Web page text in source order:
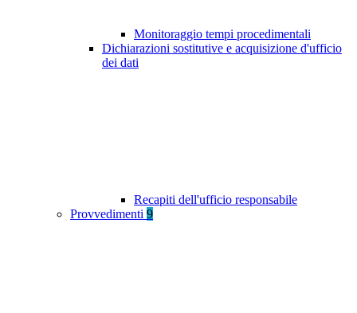
Monitoraggio tempi procedimentali
Dichiarazioni sostitutive e acquisizione d'ufficio
dei dati
Recapiti dell'ufficio responsabile
Provvedimenti 9